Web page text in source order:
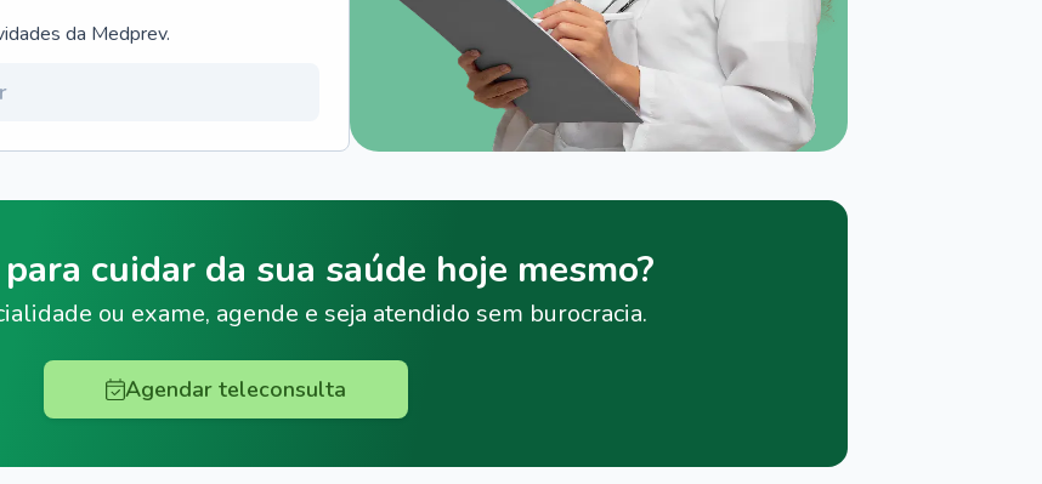
da Medprev.
cuidar da sua saúde hoje mesmo?
ou exame, agende e seja atendido sem burocracia.
Agendar teleconsulta